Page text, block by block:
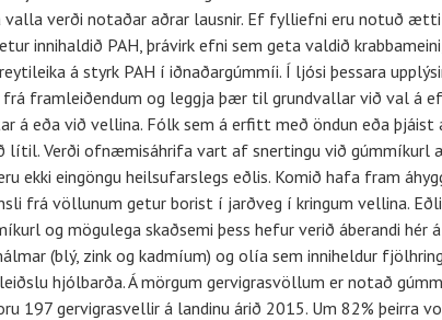
valla verði notaðar aðrar lausnir. Ef fylliefni eru notuð
innihaldið PAH, þrávirk efni sem geta valdið
á styrk PAH í iðnaðargúmmíi. Í ljósi þessara
framleiðendum og leggja þær til grundvallar við val á
á eða við vellina. Fólk sem á erfitt með öndun eða
Verði ofnæmisáhrifa vart af snertingu við
ekki eingöngu heilsufarslegs eðlis. Komið hafa fram
frá völlunum getur borist í jarðveg í kringum vellina.
og mögulega skaðsemi þess hefur verið áberandi hér
(blý, zink og kadmíum) og olía sem inniheldur
hjólbarða. Á mörgum gervigrasvöllum er notað
gervigrasvellir á landinu árið 2015. Um 82% þeirra